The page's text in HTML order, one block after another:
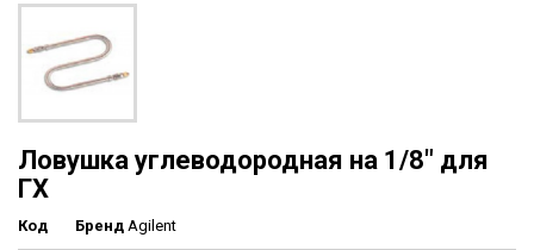
Ловушка углеводородная на 1/8" для
ГХ
Код Бренд Agilent